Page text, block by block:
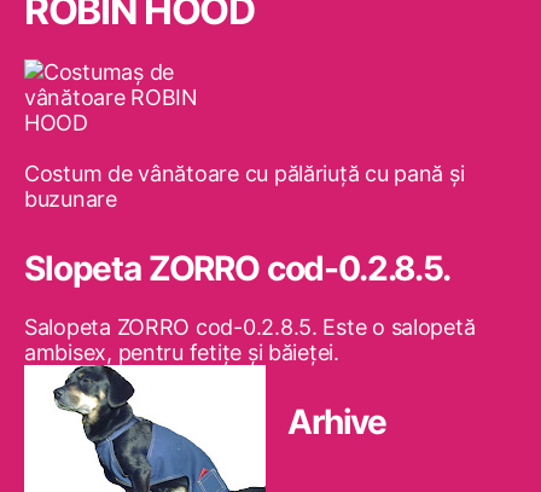
ROBIN HOOD
Costum de vânătoare cu pălăriuţă cu pană şi
buzunare
Slopeta ZORRO cod-0.2.8.5.
Salopeta ZORRO cod-0.2.8.5. Este o salopetă
ambisex, pentru fetiţe şi băieţei.
Arhive